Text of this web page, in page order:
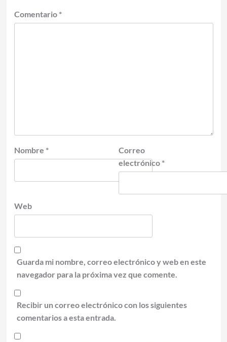
Comentario *
Nombre *
Correo
electrónico *
Web
Guarda mi nombre, correo electrónico y web en este
navegador para la próxima vez que comente.
Recibir un correo electrónico con los siguientes
comentarios a esta entrada.